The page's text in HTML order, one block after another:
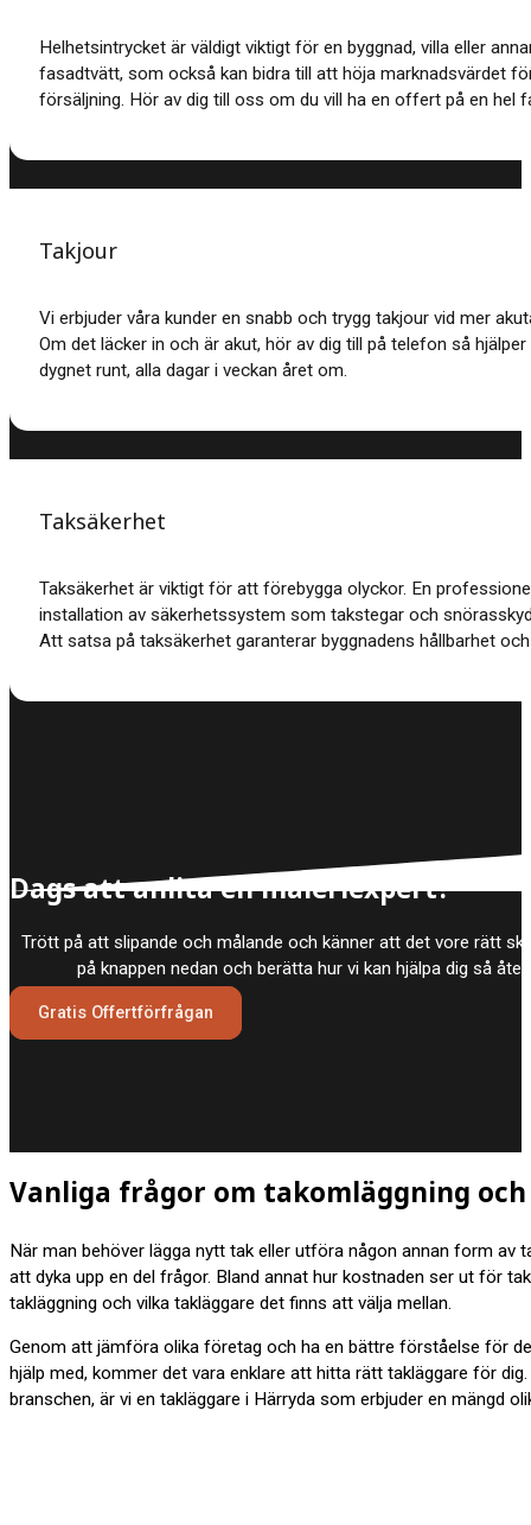
Helhetsintrycket är väldigt viktigt för en byggnad, villa eller
fasadtvätt, som också kan bidra till att höja marknadsvärdet
försäljning. Hör av dig till oss om du vill ha en offert på en hel
Takjour
Vi erbjuder våra kunder en snabb och trygg takjour vid mer
Om det läcker in och är akut, hör av dig till på telefon så
dygnet runt, alla dagar i veckan året om.
Taksäkerhet
Taksäkerhet är viktigt för att förebygga olyckor. En
installation av säkerhetssystem som takstegar och
Att satsa på taksäkerhet garanterar byggnadens hållbarhet
Dags att anlita en måleriexpert?
Trött på att slipande och målande och känner att det vore rätt
på knappen nedan och berätta hur vi kan hjälpa dig så
Gratis Offertförfrågan
Vanliga frågor om takomläggning
När man behöver lägga nytt tak eller utföra någon annan form av
att dyka upp en del frågor. Bland annat hur kostnaden ser ut för
takläggning och vilka takläggare det finns att välja mellan.
Genom att jämföra olika företag och ha en bättre förståelse för
hjälp med, kommer det vara enklare att hitta rätt takläggare för
branschen, är vi en takläggare i Härryda som erbjuder en mängd